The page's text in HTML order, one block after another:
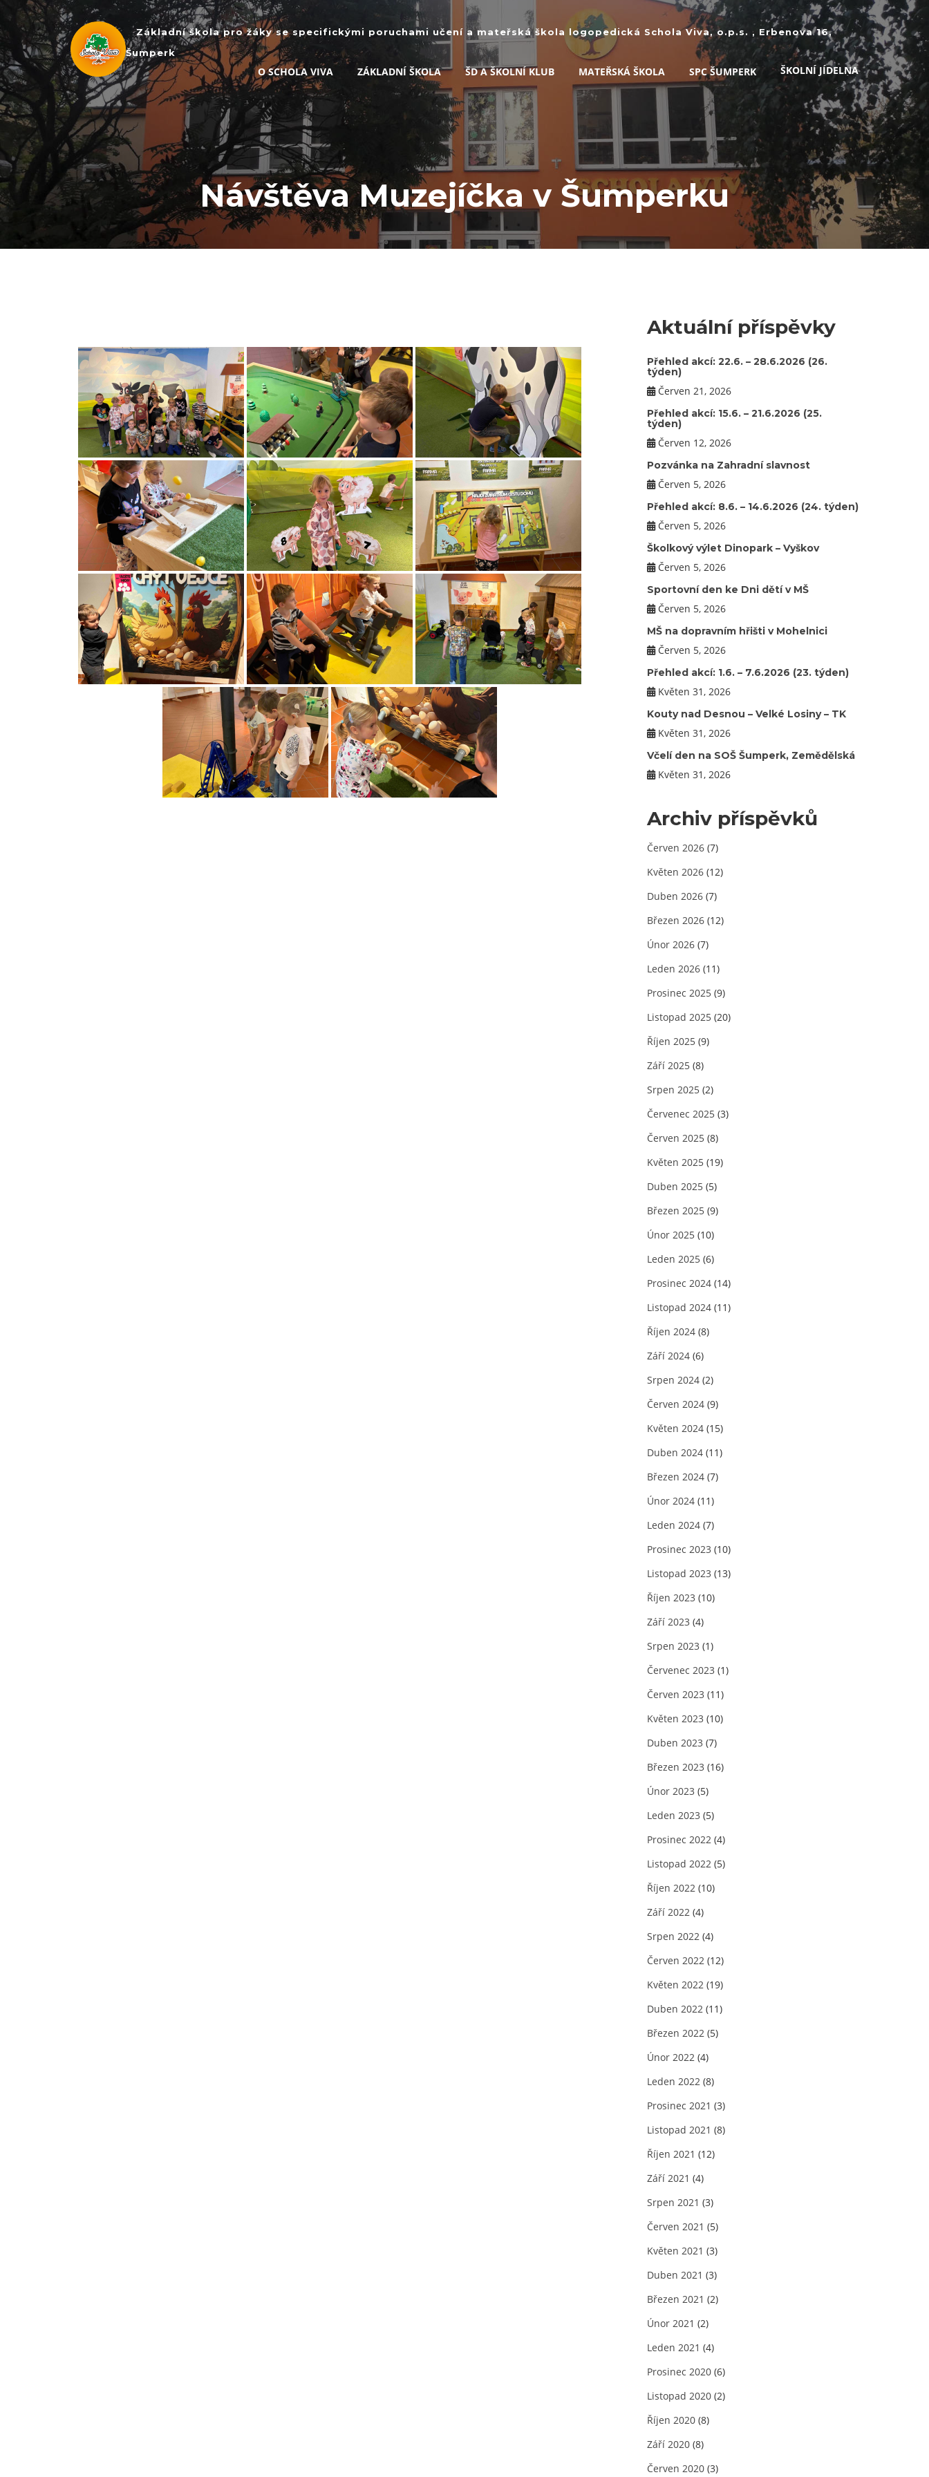
Základní škola pro žáky se specifickými poruchami učení a mateřská škola logopedická Schola Viva, o.p.s. , Erbenova 16,
Šumperk
O SCHOLA VIVA ZÁKLADNÍ ŠKOLA ŠD A ŠKOLNÍ KLUB MATEŘSKÁ ŠKOLA SPC ŠUMPERK ŠKOLNÍ JÍDELNA
Návštěva Muzejíčka v Šumperku
Aktuální příspěvky
Přehled akcí: 22.6. – 28.6.2026 (26.
týden)
Červen 21, 2026
Přehled akcí: 15.6. – 21.6.2026 (25.
týden)
Červen 12, 2026
Pozvánka na Zahradní slavnost
Červen 5, 2026
Přehled akcí: 8.6. – 14.6.2026 (24. týden)
Červen 5, 2026
Školkový výlet Dinopark – Vyškov
Červen 5, 2026
Sportovní den ke Dni dětí v MŠ
Červen 5, 2026
MŠ na dopravním hřišti v Mohelnici
Červen 5, 2026
Přehled akcí: 1.6. – 7.6.2026 (23. týden)
Květen 31, 2026
Kouty nad Desnou – Velké Losiny – TK
Květen 31, 2026
Včelí den na SOŠ Šumperk, Zemědělská
Květen 31, 2026
Archiv příspěvků
Červen 2026 (7)
Květen 2026 (12)
Duben 2026 (7)
Březen 2026 (12)
Únor 2026 (7)
Leden 2026 (11)
Prosinec 2025 (9)
Listopad 2025 (20)
Říjen 2025 (9)
Září 2025 (8)
Srpen 2025 (2)
Červenec 2025 (3)
Červen 2025 (8)
Květen 2025 (19)
Duben 2025 (5)
Březen 2025 (9)
Únor 2025 (10)
Leden 2025 (6)
Prosinec 2024 (14)
Listopad 2024 (11)
Říjen 2024 (8)
Září 2024 (6)
Srpen 2024 (2)
Červen 2024 (9)
Květen 2024 (15)
Duben 2024 (11)
Březen 2024 (7)
Únor 2024 (11)
Leden 2024 (7)
Prosinec 2023 (10)
Listopad 2023 (13)
Říjen 2023 (10)
Září 2023 (4)
Srpen 2023 (1)
Červenec 2023 (1)
Červen 2023 (11)
Květen 2023 (10)
Duben 2023 (7)
Březen 2023 (16)
Únor 2023 (5)
Leden 2023 (5)
Prosinec 2022 (4)
Listopad 2022 (5)
Říjen 2022 (10)
Září 2022 (4)
Srpen 2022 (4)
Červen 2022 (12)
Květen 2022 (19)
Duben 2022 (11)
Březen 2022 (5)
Únor 2022 (4)
Leden 2022 (8)
Prosinec 2021 (3)
Listopad 2021 (8)
Říjen 2021 (12)
Září 2021 (4)
Srpen 2021 (3)
Červen 2021 (5)
Květen 2021 (3)
Duben 2021 (3)
Březen 2021 (2)
Únor 2021 (2)
Leden 2021 (4)
Prosinec 2020 (6)
Listopad 2020 (2)
Říjen 2020 (8)
Září 2020 (8)
Červen 2020 (3)